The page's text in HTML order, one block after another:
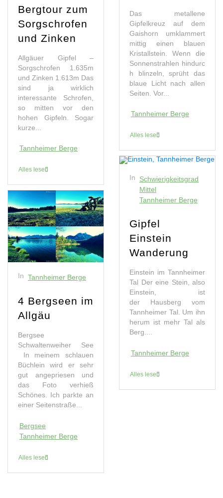
Bergtour zum
Sorgschrofen
und Zinken
Allgäuer Gipfel –
Sorgschrofen 1.635m
und Zinken 1.613m Das
sind ja wirklich
interessante Schrofen,
so mitten vor den
hohen Gipfeln. Sogar
kurze...
Tannheimer Berge
Alles lesen
In Tannheimer Berge
4 Bergseen im
Allgäu
Bergsee
Schwaltenweiher See
In meinem schlauen
Büchlein wird er sehr
gut angepriesen und
das Foto verhieß
Schönes. Ich parkte an
einer Seitenstraße...
Bergsee
Tannheimer Berge
Alles lesen
Das metallene
Gipfelkreuz auf dem
Gaishorn umklammert
mittig einen blauen
Kristallstein. Wenn die
Sonnenstrahlen hindurc
h blinzeln, sprüht das
blaue Licht nach allen
Seiten. Vor...
Tannheimer Berge
Alles lesen
In
Schwierigkeitsgrad
Mittel
Tannheimer Berge
Gipfel
Einstein
Wanderung
Einstein im Tannheimer
Tal Der eine Stein, also
Einstein, ist
der Hausberg vom
Tannheimer Tal. Um ihn
herum ist mehr Tal als
Berg....
Tannheimer Berge
Alles lesen